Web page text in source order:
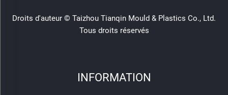
Droits d'auteur © Taizhou Tianqin Mould & Plastics Co., Ltd.
Tous droits réservés
INFORMATION